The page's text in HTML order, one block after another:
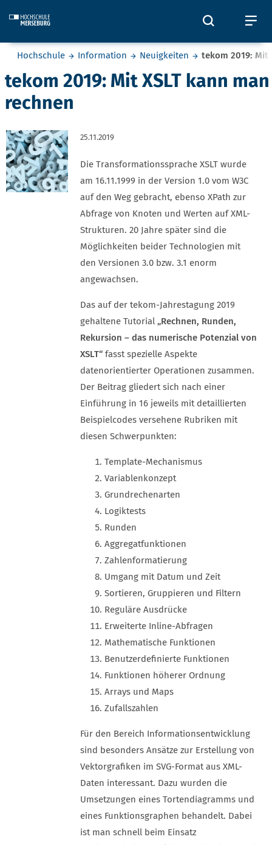
Öffnet
Sie befinden sich hier:
Hochschule Information Neuigkeiten tekom 2019: Mit
tekom 2019: Mit XSLT kann man
rechnen
25.11.2019
Die Transformationssprache XSLT wurde
am 16.11.1999 in der Version 1.0 vom W3C
auf den Weg gebracht, ebenso XPath zur
Abfrage von Knoten und Werten auf XML-
Strukturen. 20 Jahre später sind die
Möglichkeiten beider Technologien mit
den Versionen 3.0 bzw. 3.1 enorm
angewachsen.
Das auf der tekom-Jahrestagung 2019
gehaltene Tutorial „Rechnen, Runden,
Rekursion – das numerische Potenzial von
XSLT“ fasst spezielle Aspekte
datenorientierter Operationen zusammen.
Der Beitrag gliedert sich nach einer
Einführung in 16 jeweils mit detaillierten
Beispielcodes versehene Rubriken mit
diesen Schwerpunkten:
Template-Mechanismus
Variablenkonzept
Grundrechenarten
Logiktests
Runden
Aggregatfunktionen
Zahlenformatierung
Umgang mit Datum und Zeit
Sortieren, Gruppieren und Filtern
Reguläre Ausdrücke
Erweiterte Inline-Abfragen
Mathematische Funktionen
Benutzerdefinierte Funktionen
Funktionen höherer Ordnung
Arrays und Maps
Zufallszahlen
Für den Bereich Informationsentwicklung
sind besonders Ansätze zur Erstellung von
Vektorgrafiken im SVG-Format aus XML-
Daten interessant. Dazu wurden die
Umsetzungen eines Tortendiagramms und
eines Funktionsgraphen behandelt. Dabei
ist man schnell beim Einsatz